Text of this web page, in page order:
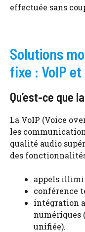
effectuée sans
Solutions
fixe : VoIP
Qu’est-ce que
La VoIP (Voice
les
qualité audio
des
appels
conférence
intégration
numériques
unifiée).